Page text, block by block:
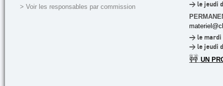
> Voir les responsables par commission
> le jeudi
> le mardi
> le jeudi
🚧 UN